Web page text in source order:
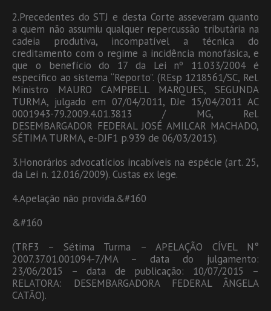
2.Precedentes do STJ e desta Corte asseveram quanto
a quem não assumiu qualquer repercussão tributária na
cadeia produtiva, incompatível a técnica do
creditamento com o regime a incidência monofásica, e
que o benefício do 17 da Lei nº 11.033/2004 é
específico ao sistema “Reporto”. (REsp 1218561/SC, Rel.
Ministro MAURO CAMPBELL MARQUES, SEGUNDA
TURMA, julgado em 07/04/2011, DJe 15/04/2011 AC
0001943-79.2009.4.01.3813 / MG, Rel.
DESEMBARGADOR FEDERAL JOSÉ AMILCAR MACHADO,
SÉTIMA TURMA, e-DJF1 p.939 de 06/03/2015).
3.Honorários advocatícios incabíveis na espécie (art. 25,
da Lei n. 12.016/2009). Custas ex lege.
4.Apelação não provida.&#160
&#160
(TRF3 – Sétima Turma – APELAÇÃO CÍVEL N°
2007.37.01.001094-7/MA – data do julgamento:
23/06/2015 – data de publicação: 10/07/2015 –
RELATORA: DESEMBARGADORA FEDERAL ÂNGELA
CATÃO).